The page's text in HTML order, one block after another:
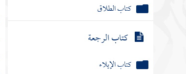
كتاب الطلاق
كتاب الرجعة
كتاب الإيلاء